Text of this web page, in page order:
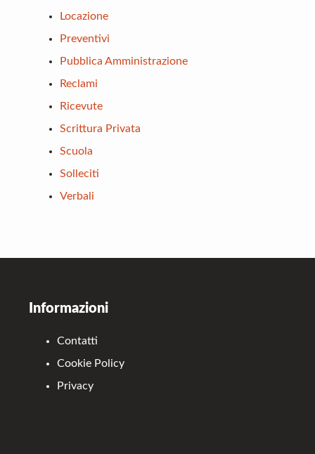
Locazione
Preventivi
Pubblica Amministrazione
Reclami
Ricevute
Scrittura Privata
Scuola
Solleciti
Verbali
Informazioni
Contatti
Cookie Policy
Privacy